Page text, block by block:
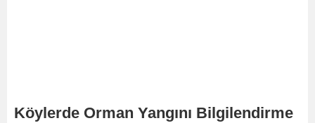
Köylerde Orman Yangını Bilgilendirme